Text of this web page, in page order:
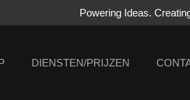
Powering Ideas.
DIENSTEN/PRIJZEN